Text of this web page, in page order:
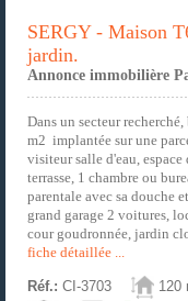
SERGY - Maison
jardin.
Annonce immobilière
Dans un secteur
m2 implantée sur une
visiteur salle d'eau,
terrasse, 1 chambre ou
parentale avec sa douche
grand garage 2 voitures,
cour goudronnée, jardin
fiche détaillée ...
Réf.: CI-3703 120